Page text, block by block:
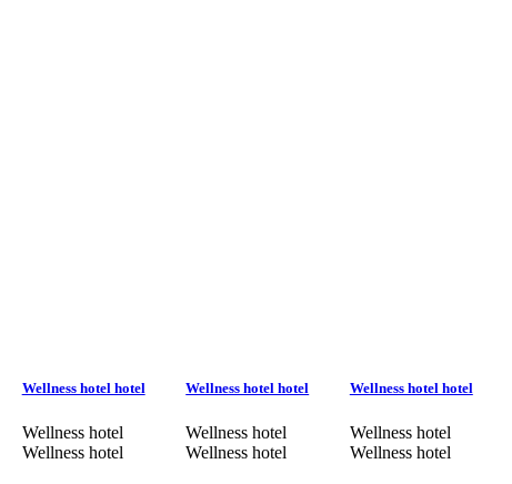
Wellness hotel hotel
Wellness hotel
Wellness hotel
Wellness hotel hotel
Wellness hotel
Wellness hotel
Wellness hotel hotel
Wellness hotel
Wellness hotel